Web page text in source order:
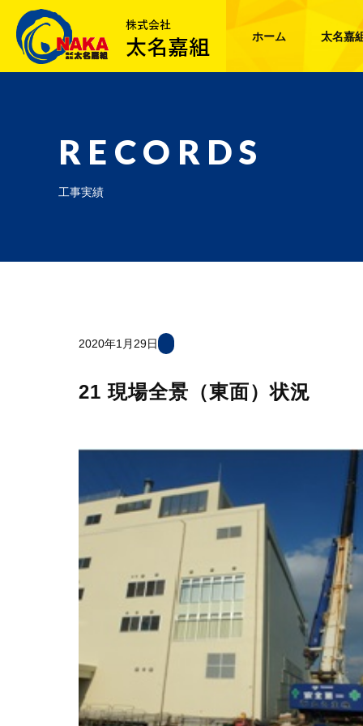
ホーム 太名嘉
RECORDS
工事実績
2020年1月29日
21 現場全景（東面）状況